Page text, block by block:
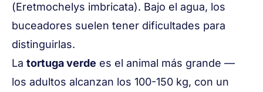
(Eretmochelys imbricata). Bajo el agua, los
buceadores suelen tener dificultades para
distinguirlas.
La tortuga verde es el animal más grande —
los adultos alcanzan los 100-150 kg, con un